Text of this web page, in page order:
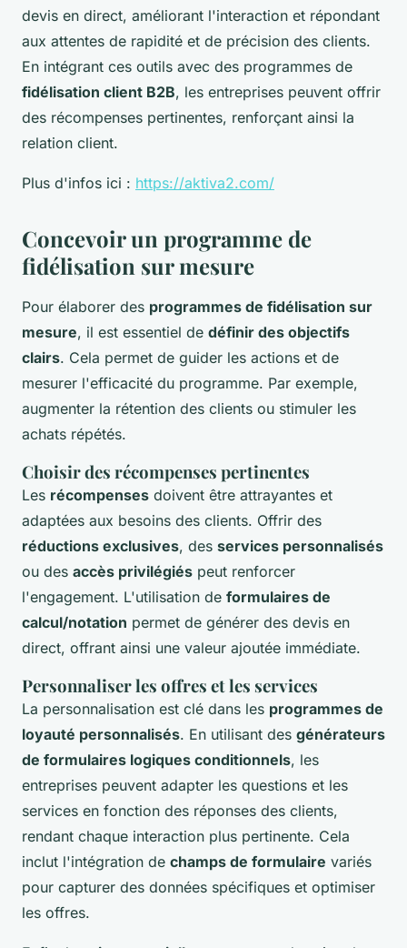
devis en direct, améliorant l'interaction et répondant
aux attentes de rapidité et de précision des clients.
En intégrant ces outils avec des programmes de
fidélisation client B2B, les entreprises peuvent offrir
des récompenses pertinentes, renforçant ainsi la
relation client.
Plus d'infos ici : https://aktiva2.com/
Concevoir un programme de
fidélisation sur mesure
Pour élaborer des programmes de fidélisation sur
mesure, il est essentiel de définir des objectifs
clairs. Cela permet de guider les actions et de
mesurer l'efficacité du programme. Par exemple,
augmenter la rétention des clients ou stimuler les
achats répétés.
Choisir des récompenses pertinentes
Les récompenses doivent être attrayantes et
adaptées aux besoins des clients. Offrir des
réductions exclusives, des services personnalisés
ou des accès privilégiés peut renforcer
l'engagement. L'utilisation de formulaires de
calcul/notation permet de générer des devis en
direct, offrant ainsi une valeur ajoutée immédiate.
Personnaliser les offres et les services
La personnalisation est clé dans les programmes de
loyauté personnalisés. En utilisant des générateurs
de formulaires logiques conditionnels, les
entreprises peuvent adapter les questions et les
services en fonction des réponses des clients,
rendant chaque interaction plus pertinente. Cela
inclut l'intégration de champs de formulaire variés
pour capturer des données spécifiques et optimiser
les offres.